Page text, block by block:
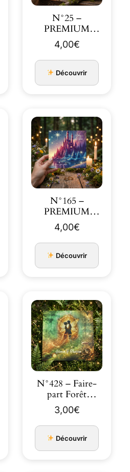
N°25 –
PREMIUM
Faire-part
mariage Château
Belle …
4,00€
Découvrir
N°165 –
PREMIUM
Faire-part
Château tout
événemen…
4,00€
Découvrir
N°428 – Faire-
part Forêt
enchantée avec
fées mar…
3,00€
Découvrir